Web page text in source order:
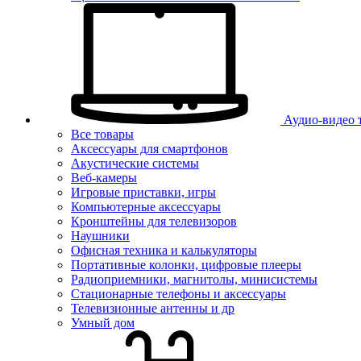
Аудио-видео
Все товары
Аксессуары для смартфонов
Акустические системы
Веб-камеры
Игровые приставки, игры
Компьютерные аксессуары
Кронштейны для телевизоров
Наушники
Офисная техника и калькуляторы
Портативные колонки, цифровые плееры
Радиоприемники, магнитолы, минисистемы
Стационарные телефоны и аксессуары
Телевизионные антенны и др
Умный дом